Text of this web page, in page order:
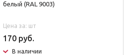
белый (RAL 9003)
Цена за: шт
170 руб.
В наличии